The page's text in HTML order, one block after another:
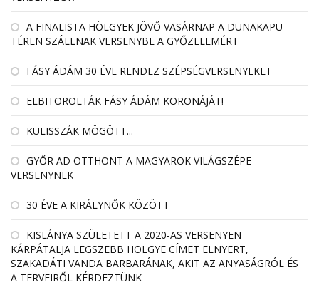
A FINALISTA HÖLGYEK JÖVŐ VASÁRNAP A DUNAKAPU
TÉREN SZÁLLNAK VERSENYBE A GYŐZELEMÉRT
FÁSY ÁDÁM 30 ÉVE RENDEZ SZÉPSÉGVERSENYEKET
ELBITOROLTÁK FÁSY ÁDÁM KORONÁJÁT!
KULISSZÁK MÖGÖTT...
GYŐR AD OTTHONT A MAGYAROK VILÁGSZÉPE
VERSENYNEK
30 ÉVE A KIRÁLYNŐK KÖZÖTT
KISLÁNYA SZÜLETETT A 2020-AS VERSENYEN
KÁRPÁTALJA LEGSZEBB HÖLGYE CÍMET ELNYERT,
SZAKADÁTI VANDA BARBARÁNAK, AKIT AZ ANYASÁGRÓL ÉS
A TERVEIRŐL KÉRDEZTÜNK